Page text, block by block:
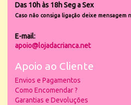
Das 10h às 18h Seg a Sex
Caso não consiga ligação deixe mensagem
E-mail:
apoio@lojadacrianca.net
Apoio ao Cliente
Envios e Pagamentos
Como Encomendar ?
Garantias e Devoluções